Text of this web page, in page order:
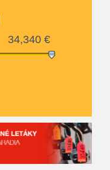
34,340 €